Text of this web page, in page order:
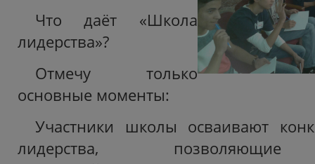
Что даёт «Школа
лидерства»?
Отмечу только
основные моменты:
Участники школы осваивают
лидерства, позволяющие